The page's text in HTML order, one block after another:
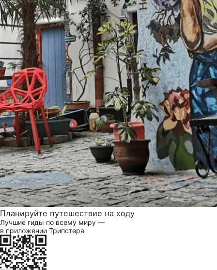
Планируйте путешествие на ходу
Лучшие гиды по всему миру —
в приложении Трипстера